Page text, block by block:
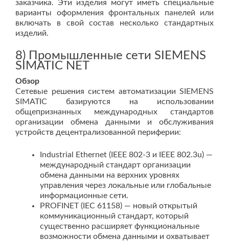
заказчика. Эти изделия могут иметь специальные
варианты оформления фронтальных панелей или
включать в свой состав несколько стандартных
изделий.
8) Промышленные сети SIEMENS
SIMATIC NET
Обзор
Сетевые решения систем автоматизации SIEMENS
SIMATIC базируются на использовании
общепризнанных международных стандартов
организации обмена данными и обслуживания
устройств децентрализованной периферии:
Industrial Ethernet (IEEE 802-3 и IEEE 802.3u) —
международный стандарт организации
обмена данными на верхних уровнях
управления через локальные или глобальные
информационные сети.
PROFINET (IEC 61158) — новый открытый
коммуникационный стандарт, который
существенно расширяет функциональные
возможности обмена данными и охватывает